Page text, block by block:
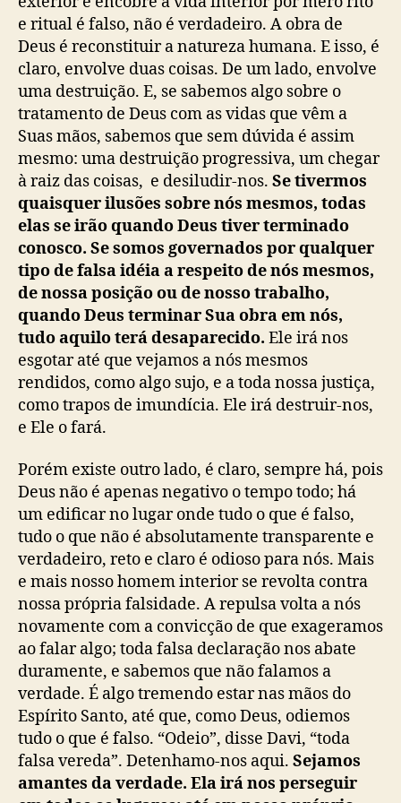
a
l
s
i
d
a
d
e
(
T
u
s
t
i
n
-
S
p
a
s
)
e ritual é falso, não é verdadeiro. A obra de
Deus é reconstituir a natureza humana. E isso, é
claro, envolve duas coisas. De um lado, envolve
uma destruição. E, se sabemos algo sobre o
tratamento de Deus com as vidas que vêm a
Suas mãos, sabemos que sem dúvida é assim
mesmo: uma destruição progressiva, um chegar
à raiz das coisas, e desiludir-nos. Se tivermos
quaisquer ilusões sobre nós mesmos, todas
elas se irão quando Deus tiver terminado
conosco. Se somos governados por qualquer
tipo de falsa idéia a respeito de nós mesmos,
de nossa posição ou de nosso trabalho,
quando Deus terminar Sua obra em nós,
tudo aquilo terá desaparecido. Ele irá nos
esgotar até que vejamos a nós mesmos
rendidos, como algo sujo, e a toda nossa justiça,
como trapos de imundícia. Ele irá destruir-nos,
e Ele o fará.
Porém existe outro lado, é claro, sempre há, pois
Deus não é apenas negativo o tempo todo; há
um edificar no lugar onde tudo o que é falso,
tudo o que não é absolutamente transparente e
verdadeiro, reto e claro é odioso para nós. Mais
e mais nosso homem interior se revolta contra
nossa própria falsidade. A repulsa volta a nós
novamente com a convicção de que exageramos
ao falar algo; toda falsa declaração nos abate
duramente, e sabemos que não falamos a
verdade. É algo tremendo estar nas mãos do
Espírito Santo, até que, como Deus, odiemos
tudo o que é falso. “Odeio”, disse Davi, “toda
falsa vereda”. Detenhamo-nos aqui. Sejamos
amantes da verdade. Ela irá nos perseguir